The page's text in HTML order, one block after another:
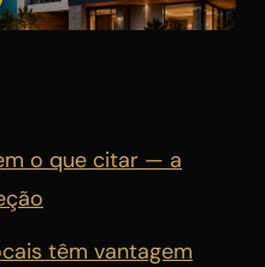
o que citar — a
têm vantagem